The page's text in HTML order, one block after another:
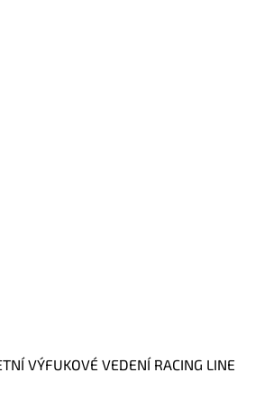
VÝFUKOVÉ VEDENÍ RACING LINE